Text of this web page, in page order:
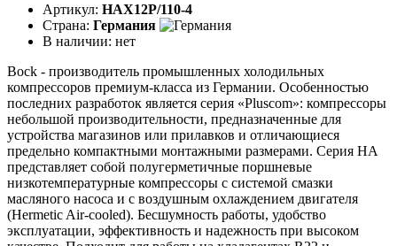
Артикул: HAX12P/110-4
Страна: Германия
В наличии: нет
Bock - производитель промышленных холодильных
компрессоров премиум-класса из Германии. Особенностью
последних разработок является серия «Pluscom»: компрессоры
небольшой производительности, предназначенные для
устройства магазинов или прилавков и отличающиеся
предельно компактными монтажными размерами. Серия HA
представляет собой полугерметичные поршневые
низкотемпературные компрессоры с системой смазки
масляного насоса и с воздушным охлаждением двигателя
(Hermetic Air-cooled). Бесшумность работы, удобство
эксплуатации, эффективность и надежность при высоком